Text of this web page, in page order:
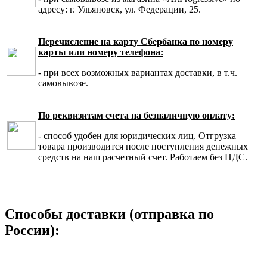
адресу: г. Ульяновск, ул. Федерации, 25.
Перечисление на карту Сбербанка по номеру
карты или номеру телефона:
- при всех возможных вариантах доставки, в т.ч.
самовывозе.
По реквизитам счета на безналичную оплату:
- способ удобен для юридических лиц. Отгрузка
товара производится после поступления денежных
средств на наш расчетный счет. Работаем без НДС.
Способы доставки (отправка по
России):